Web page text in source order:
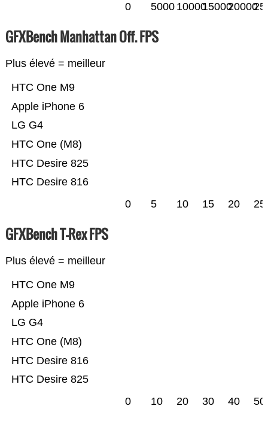
0 5000 100001500020000
GFXBench Manhattan Off. FPS
Plus élevé = meilleur
HTC Desire 816
HTC Desire 825
HTC One (M8)
LG G4
Apple iPhone 6
HTC One M9
0 5 10 15 20 25
GFXBench T-Rex FPS
Plus élevé = meilleur
HTC Desire 825
HTC Desire 816
HTC One (M8)
LG G4
Apple iPhone 6
HTC One M9
0 10 20 30 40 50